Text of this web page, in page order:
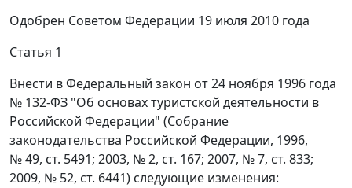
Одобрен Советом Федерации 19 июля 2010 года
Статья 1
Внести в Федеральный закон от 24 ноября 1996 года
№ 132-ФЗ "Об основах туристской деятельности в
Российской Федерации" (Собрание
законодательства Российской Федерации, 1996,
№ 49, ст. 5491; 2003, № 2, ст. 167; 2007, № 7, ст. 833;
2009, № 52, ст. 6441) следующие изменения: